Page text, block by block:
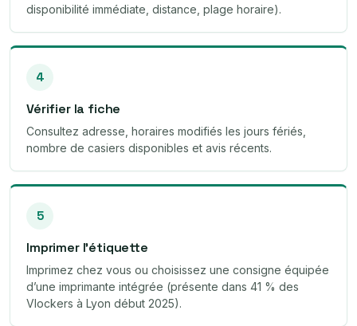
disponibilité immédiate, distance, plage horaire).
4
Vérifier la fiche
Consultez adresse, horaires modifiés les jours fériés,
nombre de casiers disponibles et avis récents.
5
Imprimer l’étiquette
Imprimez chez vous ou choisissez une consigne équipée
d’une imprimante intégrée (présente dans 41 % des
Vlockers à Lyon début 2025).